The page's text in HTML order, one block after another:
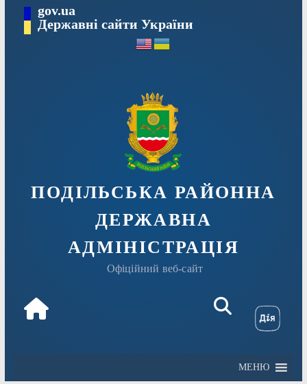
Перейтиgov.ua
Державні сайти України
ПОДІЛЬСЬКА РАЙОННА
ДЕРЖАВНА
АДМІНІСТРАЦІЯ
Офіційний веб-сайт
МЕНЮ